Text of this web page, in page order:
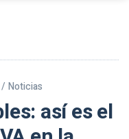
/ Noticias
así es el